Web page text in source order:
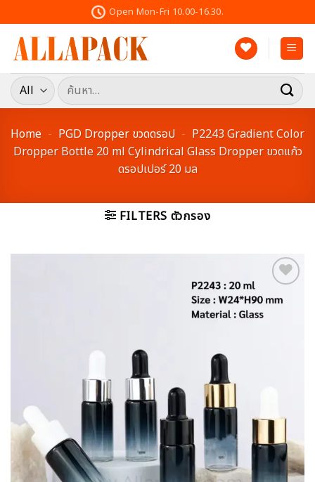
to
content
Open Mon-Fri 10.00-16.30.
ค้นหา:
Home - PGD Dropper ขวดดรอป - P2243 Gradient Color
Dropper Bottle 20 ml Cylindrical Glass Dropper ขวดแก้ว
ดรอปเปอร์ 20 มล
FILTERS ตัวกรอง